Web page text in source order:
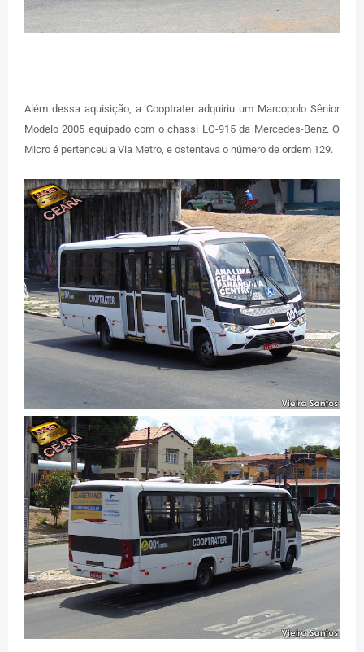
Além dessa aquisição, a Cooptrater adquiriu um Marcopolo Sênior
Modelo 2005 equipado com o chassi LO-915 da Mercedes-Benz. O
Micro é pertenceu a Via Metro, e ostentava o número de ordem 129.